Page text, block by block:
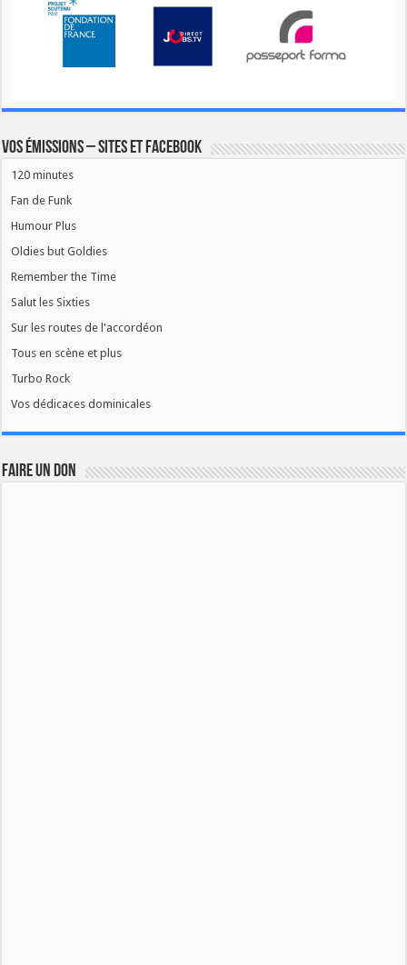
Vos émissions – Sites et Facebook
120 minutes
Fan de Funk
Humour Plus
Oldies but Goldies
Remember the Time
Salut les Sixties
Sur les routes de l'accordéon
Tous en scène et plus
Turbo Rock
Vos dédicaces dominicales
FAIRE UN DON